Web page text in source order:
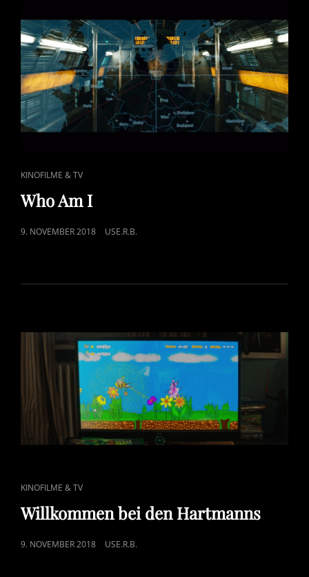
CAT
LINKS
KINOFILME & TV
Who Am I
POSTED
9. NOVEMBER 2018 USE.R.B.
CAT
LINKS
KINOFILME & TV
Willkommen bei den Hartmanns
POSTED
9. NOVEMBER 2018 USE.R.B.